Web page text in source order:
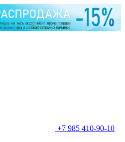
+7 985 410-90-10